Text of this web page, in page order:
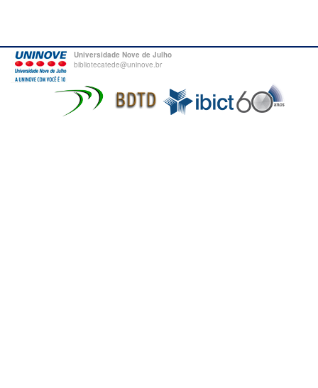
Universidade Nove de Julho
bibliotecatede@uninove.br